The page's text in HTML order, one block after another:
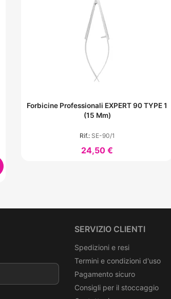
Forbicine Professionali EXPERT 90 TYPE 1
(15 Mm)
Rif.: SE-90/1
24,50 €
SERVIZIO CLIENTI
Spedizioni e resi
Termini e condizioni d'uso
Pagamento sicuro
Consigli per il stoccaggio